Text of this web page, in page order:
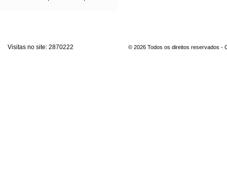
Visitas no site: 2870222 © 2026 Todos os direitos reservados -